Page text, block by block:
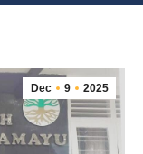
Dec 9 2025